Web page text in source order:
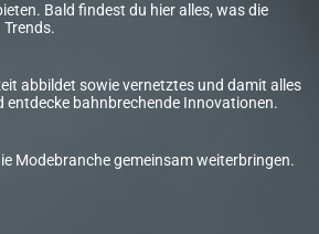
Bald findest du hier alles, was die
abbildet sowie vernetztes und damit alles
entdecke bahnbrechende Innovationen.
Modebranche gemeinsam weiterbringen.